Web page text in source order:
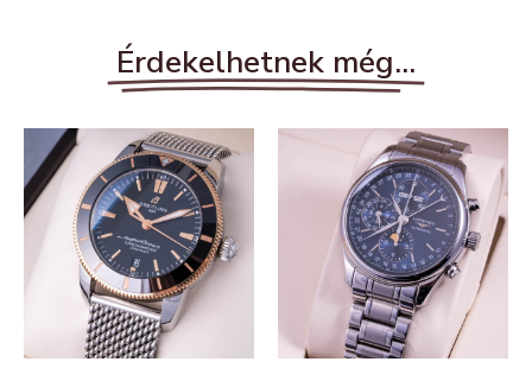
Érdekelhetnek még...